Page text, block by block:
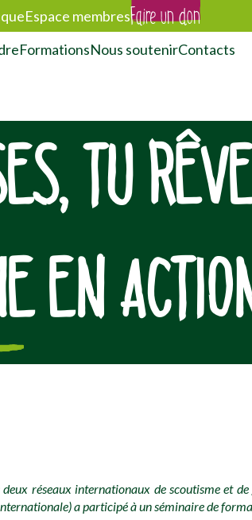
Espace membresFaire un don
FormationsNous soutenirContacts
TU
EN
réseaux internationaux de scoutisme et
a participé à un séminaire de